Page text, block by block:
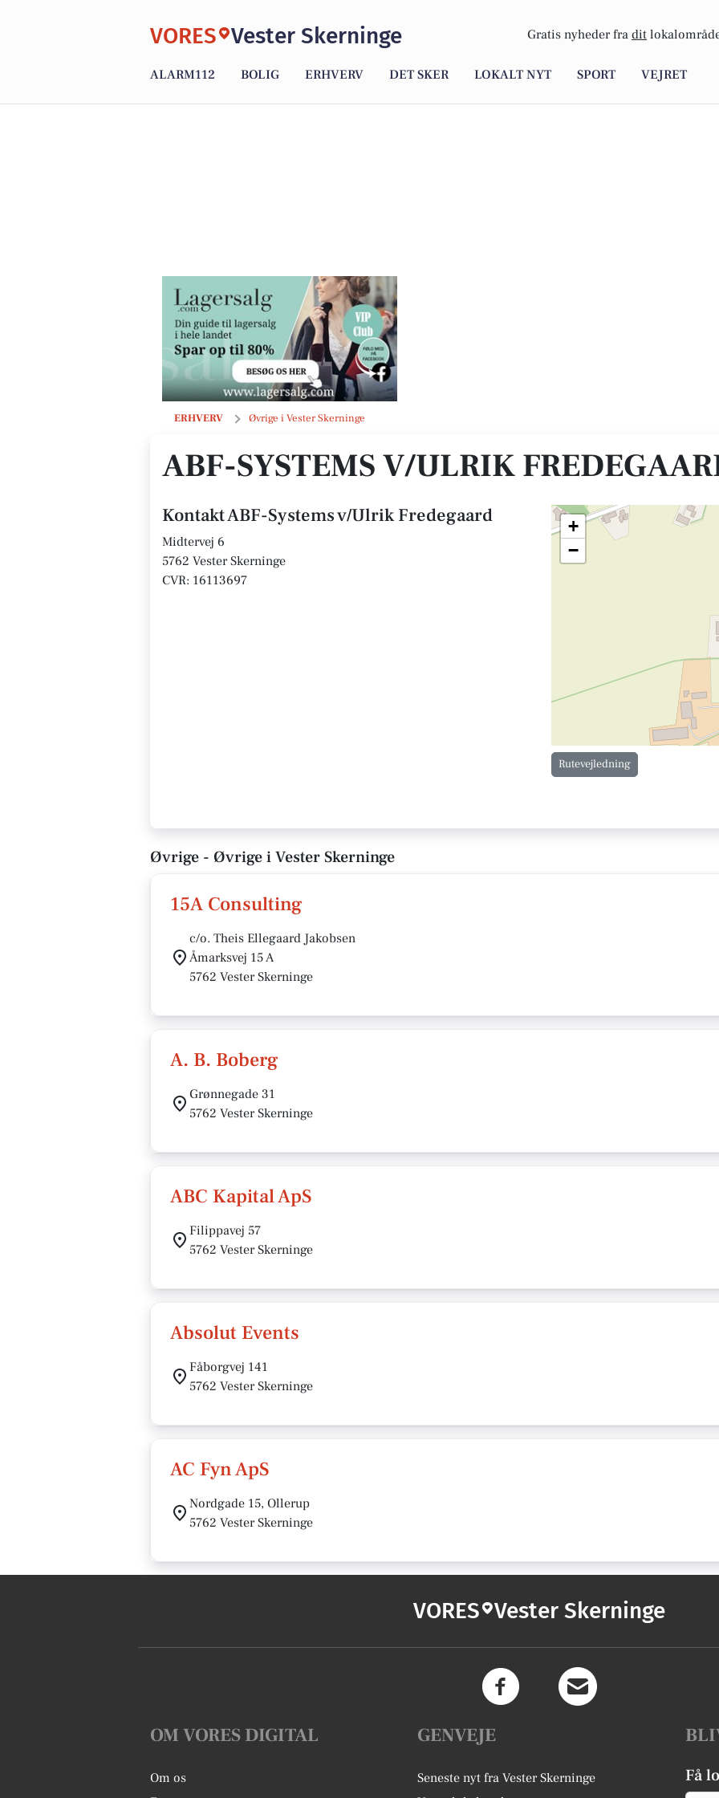
VORES Vester Skerninge Gratis nyheder fra dit
ALARM112 BOLIG ERHVERV DET SKER LOKALT NYT SPORT VEJRET
ERHVERV Øvrige i Vester Skerninge
ABF-Systems v/Ulrik Fredegaard
ABF-SYSTEMS V/ULRIK
Kontakt ABF-Systems v/Ulrik Fredegaard
Midtervej 6
5762 Vester Skerninge
CVR: 16113697
+
−
Rutevejledning
Øvrige - Øvrige i Vester Skerninge
15A Consulting
c/o. Theis Ellegaard Jakobsen
Åmarksvej 15 A
5762 Vester Skerninge
A. B. Boberg
Grønnegade 31
5762 Vester Skerninge
ABC Kapital ApS
Filippavej 57
5762 Vester Skerninge
Absolut Events
Fåborgvej 141
5762 Vester Skerninge
AC Fyn ApS
Nordgade 15, Ollerup
5762 Vester Skerninge
VORES Vester Skerninge
OM VORES DIGITAL
Om os
GENVEJE
Seneste nyt fra Vester Skerninge
Få